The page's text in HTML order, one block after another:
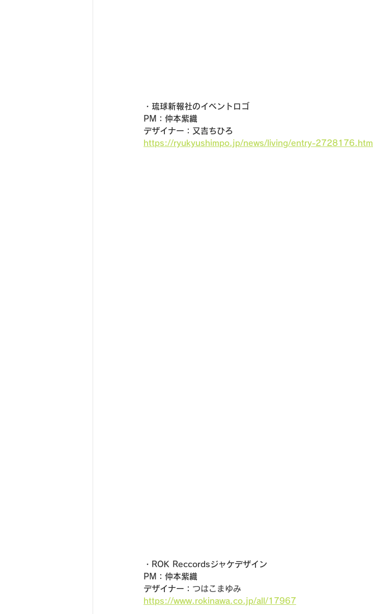
・琉球新報社のイベントロゴ
PM：仲本紫織
デザイナー：又吉ちひろ
https://ryukyushimpo.jp/news/living/entry-2728176.html
・ROK Reccordsジャケデザイン
PM：仲本紫織
デザイナー： つはこまゆみ
https://www.rokinawa.co.jp/all/17967